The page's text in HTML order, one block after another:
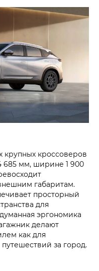
крупных кроссоверов
685 мм, ширине 1 900
габаритам.
просторный
для
эргономика
делают
как для
за город.